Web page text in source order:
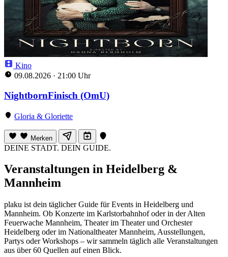
Kino
09.08.2026 · 21:00 Uhr
NightbornFinisch (OmU)
Gloria & Gloriette
Merken
DEINE STADT. DEIN GUIDE.
Veranstaltungen in Heidelberg &
Mannheim
plaku ist dein täglicher Guide für Events in Heidelberg und
Mannheim. Ob Konzerte im Karlstorbahnhof oder in der Alten
Feuerwache Mannheim, Theater im Theater und Orchester
Heidelberg oder im Nationaltheater Mannheim, Ausstellungen,
Partys oder Workshops – wir sammeln täglich alle Veranstaltungen
aus über 60 Quellen auf einen Blick.